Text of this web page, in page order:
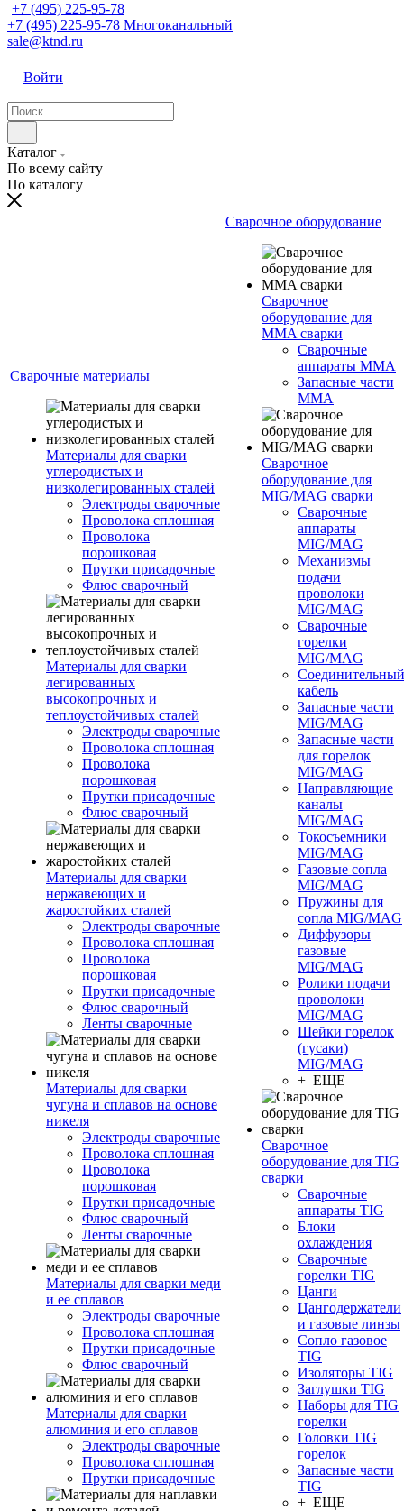
+7 (495) 225-95-78
+7 (495) 225-95-78 Многоканальный
sale@ktnd.ru
Войти
Каталог
По всему сайту
По каталогу
Сварочные материалы
Материалы для сварки
углеродистых и
низколегированных сталей
Электроды сварочные
Проволока сплошная
Проволока
порошковая
Прутки присадочные
Флюс сварочный
Материалы для сварки
легированных
высокопрочных и
теплоустойчивых сталей
Электроды сварочные
Проволока сплошная
Проволока
порошковая
Прутки присадочные
Флюс сварочный
Материалы для сварки
нержавеющих и
жаростойких сталей
Электроды сварочные
Проволока сплошная
Проволока
порошковая
Прутки присадочные
Флюс сварочный
Ленты сварочные
Материалы для сварки
чугуна и сплавов на основе
никеля
Электроды сварочные
Проволока сплошная
Проволока
порошковая
Прутки присадочные
Флюс сварочный
Ленты сварочные
Материалы для сварки меди
и ее сплавов
Электроды сварочные
Проволока сплошная
Прутки присадочные
Флюс сварочный
Материалы для сварки
алюминия и его сплавов
Электроды сварочные
Проволока сплошная
Прутки присадочные
Сварочное оборудование
Сварочное
оборудование для
MMA сварки
Сварочные
аппараты MMA
Запасные части
MMA
Сварочное
оборудование для
MIG/MAG сварки
Сварочные
аппараты
MIG/MAG
Механизмы
подачи
проволоки
MIG/MAG
Сварочные
горелки
MIG/MAG
Соединительный
кабель
Запасные части
MIG/MAG
Запасные части
для горелок
MIG/MAG
Направляющие
каналы
MIG/MAG
Токосъемники
MIG/MAG
Газовые сопла
MIG/MAG
Пружины для
сопла MIG/MAG
Диффузоры
газовые
MIG/MAG
Ролики подачи
проволоки
MIG/MAG
Шейки горелок
(гусаки)
MIG/MAG
+ ЕЩЕ
Сварочное
оборудование для TIG
сварки
Сварочные
аппараты TIG
Блоки
охлаждения
Сварочные
горелки TIG
Цанги
Цангодержатели
и газовые линзы
Сопло газовое
TIG
Изоляторы TIG
Заглушки TIG
Наборы для TIG
горелки
Головки TIG
горелок
Запасные части
TIG
+ ЕЩЕ